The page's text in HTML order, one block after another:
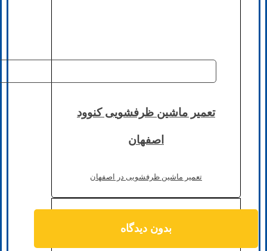
تعمیر ماشین ظرفشویی کنوود
اصفهان
تعمیر ماشین ظرفشویی در اصفهان
بدون دیدگاه